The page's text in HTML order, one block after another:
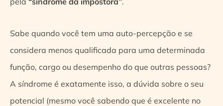
Sabe quando você tem uma auto-percepção e se
considera menos qualificada para uma determinada
função, cargo ou desempenho do que outras pessoas?
A síndrome é exatamente isso, a dúvida sobre o seu
potencial (mesmo você sabendo que é excelente no